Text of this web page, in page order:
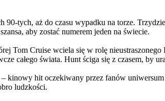
tych, aż do czasu wypadku na torze.
aby zostać numerem jeden na świecie.
Tom Cruise wciela się w rolę
całego świata. Hunt ściga się z czasem, by
hit oczekiwany przez fanów
ludzkości.